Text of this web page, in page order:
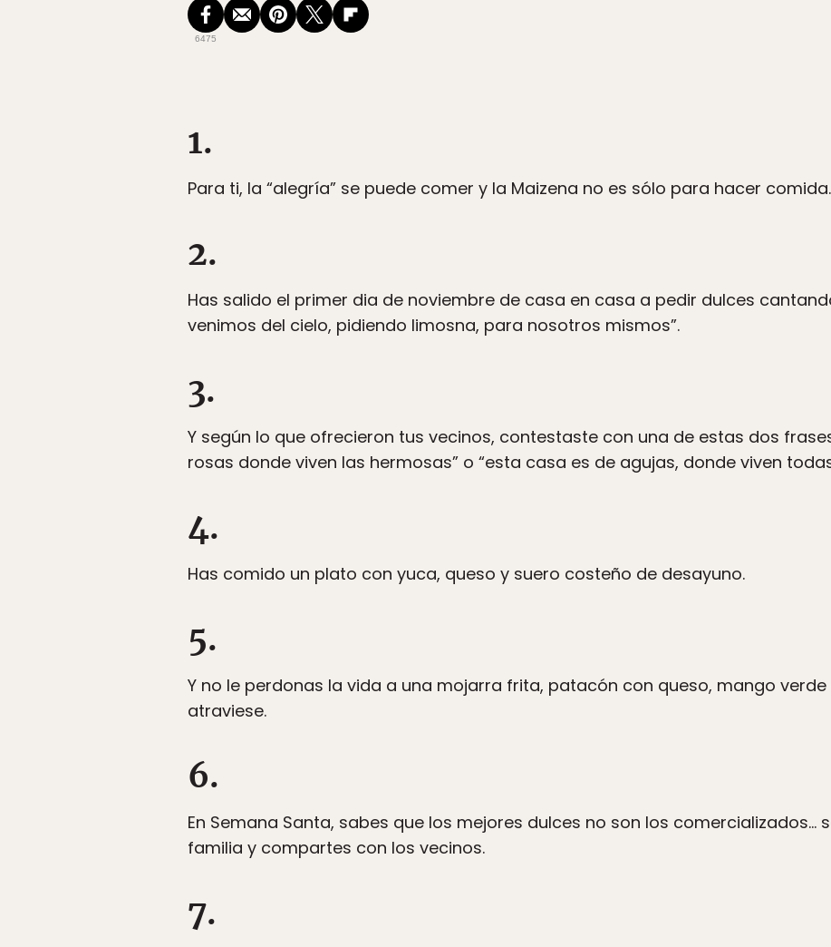
6475
1.
Para ti, la “alegría” se puede comer y la Maizena no es sólo para hacer comida.
2.
Has salido el primer dia de noviembre de casa en casa a pedir dulces
venimos del cielo, pidiendo limosna, para nosotros mismos”.
3.
Y según lo que ofrecieron tus vecinos, contestaste con una de estas dos
rosas donde viven las hermosas” o “esta casa es de agujas, donde viven
4.
Has comido un plato con yuca, queso y suero costeño de desayuno.
5.
Y no le perdonas la vida a una mojarra frita, patacón con queso, mango verde
atraviese.
6.
En Semana Santa, sabes que los mejores dulces no son los comercializados…
familia y compartes con los vecinos.
7.